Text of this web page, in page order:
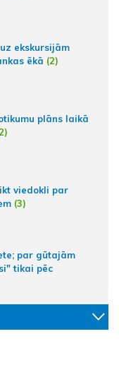
ekskursijām
ēkā (2)
plāns laikā
viedokli par
(3)
par gūtajām
tikai pēc